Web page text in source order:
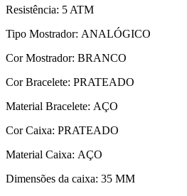
Resistência: 5 ATM
Tipo Mostrador: ANALÓGICO
Cor Mostrador: BRANCO
Cor Bracelete: PRATEADO
Material Bracelete: AÇO
Cor Caixa: PRATEADO
Material Caixa: AÇO
Dimensões da caixa: 35 MM